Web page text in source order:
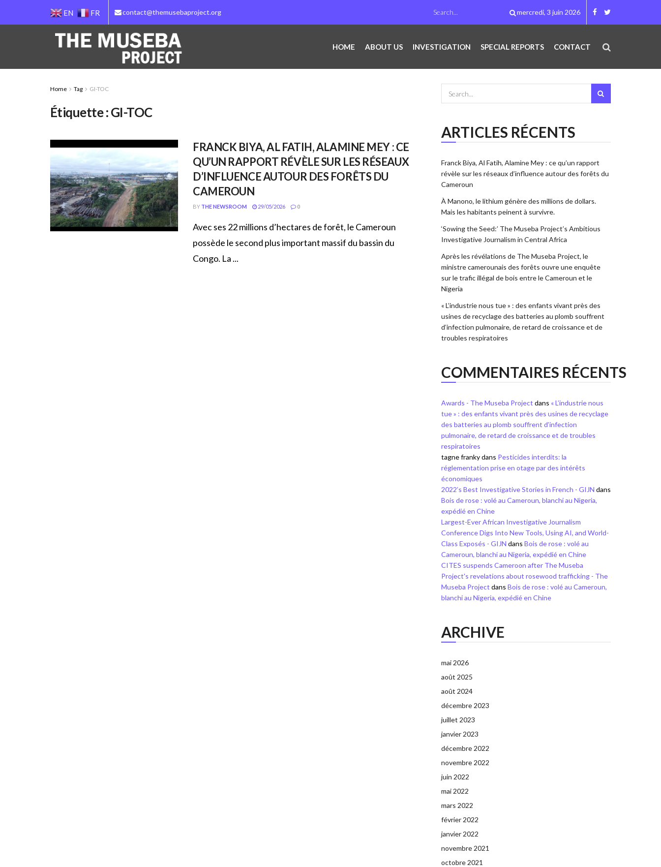
EN FR contact@themusebaproject.org mercredi, 3 juin 2026
HOME ABOUT US INVESTIGATION SPECIAL REPORTS CONTACT
Home Tag GI-TOC
Étiquette : GI-TOC
FRANCK BIYA, AL FATIH, ALAMINE MEY : CE
QU’UN RAPPORT RÉVÈLE SUR LES RÉSEAUX
D’INFLUENCE AUTOUR DES FORÊTS DU
CAMEROUN
BY THE NEWSROOM 29/05/2026 0
Avec ses 22 millions d’hectares de forêt, le Cameroun
possède le second plus important massif du bassin du
Congo. La ...
ARTICLES RÉCENTS
Franck Biya, Al Fatih, Alamine Mey : ce qu’un rapport
révèle sur les réseaux d’influence autour des forêts du
Cameroun
À Manono, le lithium génère des millions de dollars.
Mais les habitants peinent à survivre.
‘Sowing the Seed:’ The Museba Project’s Ambitious
Investigative Journalism in Central Africa
Après les révélations de The Museba Project, le
ministre camerounais des forêts ouvre une enquête
sur le trafic illégal de bois entre le Cameroun et le
Nigeria
« L’industrie nous tue » : des enfants vivant près des
usines de recyclage des batteries au plomb souffrent
d’infection pulmonaire, de retard de croissance et de
troubles respiratoires
COMMENTAIRES RÉCENTS
Awards - The Museba Project dans « L’industrie nous
tue » : des enfants vivant près des usines de recyclage
des batteries au plomb souffrent d’infection
pulmonaire, de retard de croissance et de troubles
respiratoires
tagne frankydans Pesticides interdits: la
réglementation prise en otage par des intérêts
économiques
2022’s Best Investigative Stories in French - GIJN dans
Bois de rose : volé au Cameroun, blanchi au Nigeria,
expédié en Chine
Largest-Ever African Investigative Journalism
Conference Digs Into New Tools, Using AI, and World-
Class Exposés - GIJN dans Bois de rose : volé au
Cameroun, blanchi au Nigeria, expédié en Chine
CITES suspends Cameroon after The Museba
Project's revelations about rosewood trafficking - The
Museba Project dans Bois de rose : volé au Cameroun,
blanchi au Nigeria, expédié en Chine
ARCHIVE
mai 2026
août 2025
août 2024
décembre 2023
juillet 2023
janvier 2023
décembre 2022
novembre 2022
juin 2022
mai 2022
mars 2022
février 2022
janvier 2022
novembre 2021
octobre 2021